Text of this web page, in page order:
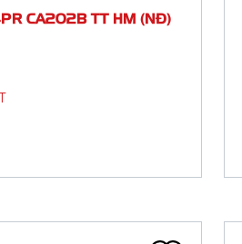
CA218A TT HM (TK201)